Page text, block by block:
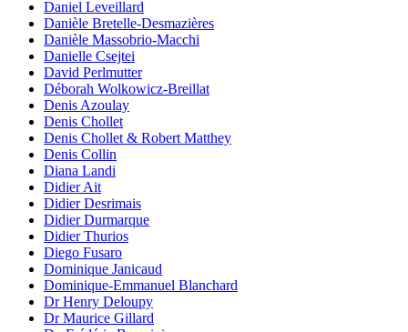
Daniel Leveillard
Danièle Bretelle-Desmazières
Danièle Massobrio-Macchi
Danielle Csejtei
David Perlmutter
Déborah Wolkowicz-Breillat
Denis Azoulay
Denis Chollet
Denis Chollet & Robert Matthey
Denis Collin
Diana Landi
Didier Ait
Didier Desrimais
Didier Durmarque
Didier Thurios
Diego Fusaro
Dominique Janicaud
Dominique-Emmanuel Blanchard
Dr Henry Deloupy
Dr Maurice Gillard